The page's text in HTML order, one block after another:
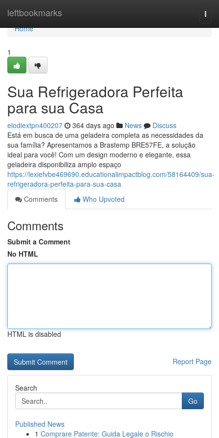
leftbookmarks
Home
Home
1
Sua Refrigeradora Perfeita
para sua Casa
elodiextpn400207 364 days ago News
Discuss
Está em busca de uma geladeira completa as necessidades da
sua família? Apresentamos a Brastemp BRE57FE, a solução
ideal para você! Com um design moderno e elegante, essa
geladeira disponibiliza amplo espaço
https://lexiefvbe469690.educationalimpactblog.com/58164409/sua-
refrigeradora-perfeita-para-sua-casa
Comments
Who Upvoted
Comments
Submit a Comment
No HTML
HTML is disabled
Report Page
Search
Go
Published News
1 Comprare Patente: Guida Legale o Rischio